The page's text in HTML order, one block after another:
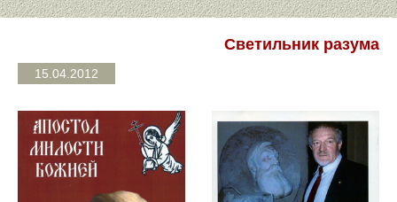
Светильник разума
15.04.2012